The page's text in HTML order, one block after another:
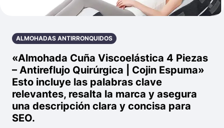
ALMOHADAS ANTIRRONQUIDOS
«Almohada Cuña Viscoelástica 4 Piezas
– Antireflujo Quirúrgica | Cojin Espuma»
Esto incluye las palabras clave
relevantes, resalta la marca y asegura
una descripción clara y concisa para
SEO.